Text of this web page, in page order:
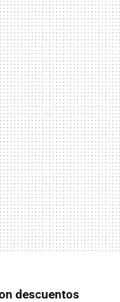
descuentos